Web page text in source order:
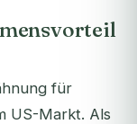
für
US-Markt. Als